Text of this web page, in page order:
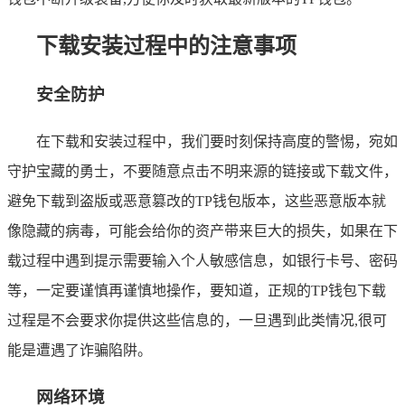
下载安装过程中的注意事项
安全防护
在下载和安装过程中，我们要时刻保持高度的警惕，宛如
守护宝藏的勇士，不要随意点击不明来源的链接或下载文件，
避免下载到盗版或恶意篡改的TP钱包版本，这些恶意版本就
像隐藏的病毒，可能会给你的资产带来巨大的损失，如果在下
载过程中遇到提示需要输入个人敏感信息，如银行卡号、密码
等，一定要谨慎再谨慎地操作，要知道，正规的TP钱包下载
过程是不会要求你提供这些信息的，一旦遇到此类情况,很可
能是遭遇了诈骗陷阱。
网络环境